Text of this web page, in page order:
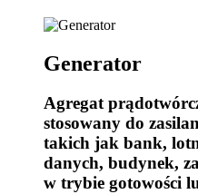
Generator
Agregat
stosowany do
takich jak bank,
danych, budynek,
w trybie gotowości